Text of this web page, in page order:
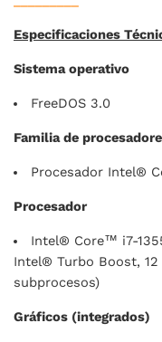
Especificaciones
Sistema operativo
FreeDOS 3.0
Familia de
Procesador Intel®
Procesador
Intel® Core™ i7-
Intel® Turbo Boost, 12
subprocesos)
Gráficos (integrados)